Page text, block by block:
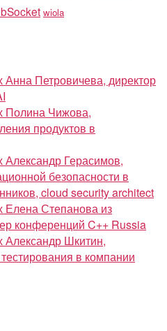
wiola
Анна Петровичева, директор
Полина Чижова,
продуктов в
Александр Герасимов,
безопасности в
cloud security architect
Елена Степанова из
конференций C++ Russia
Александр Шкитин,
в компании